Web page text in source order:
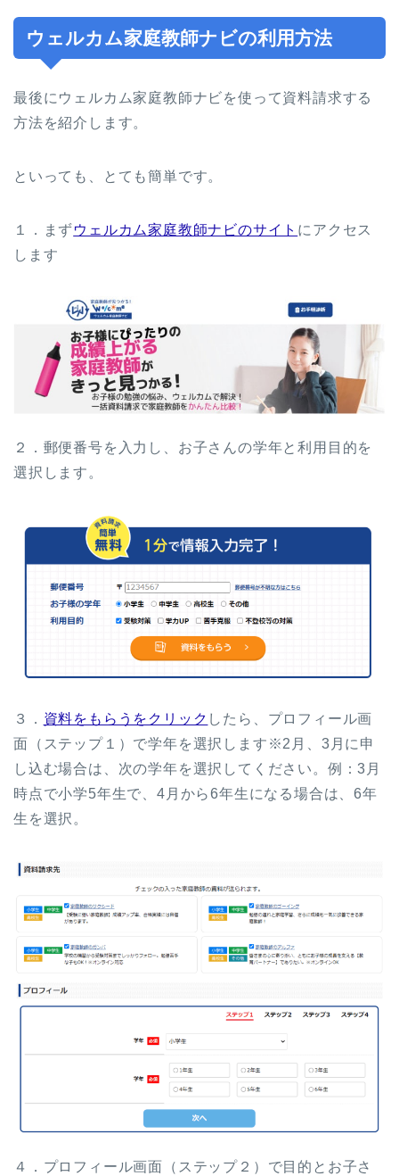
ウェルカム家庭教師ナビの利用方法
最後にウェルカム家庭教師ナビを使って資料請求する
方法を紹介します。
といっても、とても簡単です。
１．まずウェルカム家庭教師ナビのサイト にアクセス
します
２．郵便番号を入力し、お子さんの学年と利用目的を
選択します。
３． 資料をもらうをクリック したら、プロフィール画
面（ステップ１）で学年を選択します※2月、3月に申
し込む場合は、次の学年を選択してください。例：3月
時点で小学5年生で、4月から6年生になる場合は、6年
生を選択。
４．プロフィール画面（ステップ２）で目的とお子さ